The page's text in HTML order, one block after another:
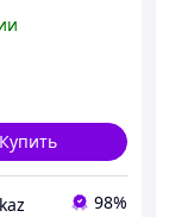
Купить
98%